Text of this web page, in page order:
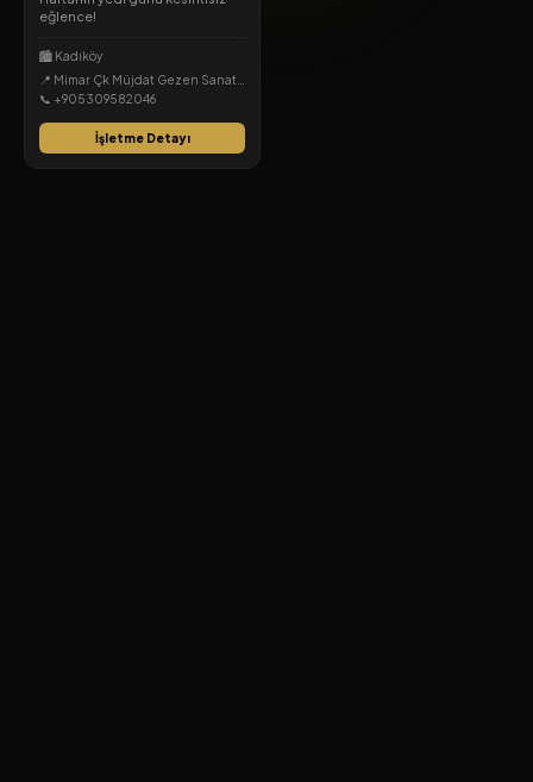
eğlence!
🏙️ Kadıköy
📞 +905309582046
İşletme Detayı